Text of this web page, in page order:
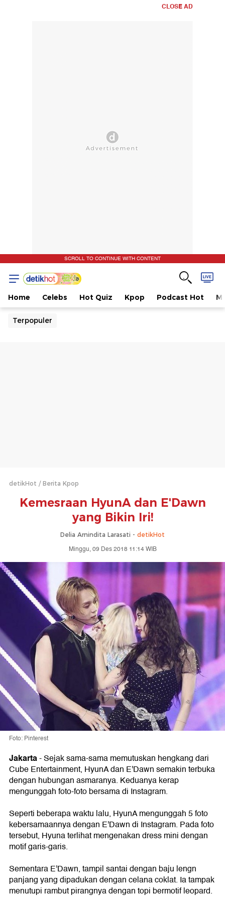
CLOSE AD
SCROLL TO CONTINUE WITH CONTENT
Home Celebs Hot Quiz Kpop Podcast Hot
Terpopuler
detikHot Berita Kpop
Kemesraan HyunA dan E'Dawn
yang Bikin Iri!
Delia Arnindita Larasati - detikHot
Minggu, 09 Des 2018 11:14 WIB
Foto: Pinterest
Jakarta-Sejak sama-sama memutuskan hengkang dari
Cube Entertainment, HyunA dan E'Dawn semakin terbuka
dengan hubungan asmaranya. Keduanya kerap
mengunggah foto-foto bersama di Instagram.
Seperti beberapa waktu lalu, HyunA mengunggah 5 foto
kebersamaannya dengan E'Dawn di Instagram. Pada foto
tersebut, Hyuna terlihat mengenakan dress mini dengan
motif garis-garis.
Sementara E'Dawn, tampil santai dengan baju lengn
panjang yang dipadukan dengan celana coklat. Ia tampak
menutupi rambut pirangnya dengan topi bermotif leopard.